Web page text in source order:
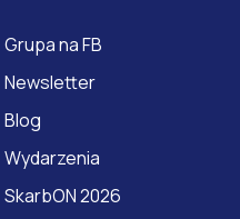
Grupa na FB
Newsletter
Blog
Wydarzenia
SkarbON 2026